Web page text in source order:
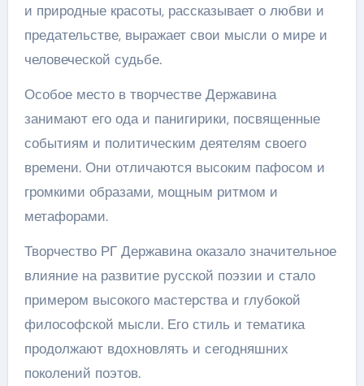
и природные красоты, рассказывает о любви и
предательстве, выражает свои мысли о мире и
человеческой судьбе.
Особое место в творчестве Державина
занимают его ода и панигирики, посвященные
событиям и политическим деятелям своего
времени. Они отличаются высоким пафосом и
громкими образами, мощным ритмом и
метафорами.
Творчество РГ Державина оказало значительное
влияние на развитие русской поэзии и стало
примером высокого мастерства и глубокой
философской мысли. Его стиль и тематика
продолжают вдохновлять и сегодняшних
поколений поэтов.